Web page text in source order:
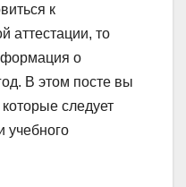
к
аттестации, то
о
В этом посте вы
следует
учебного